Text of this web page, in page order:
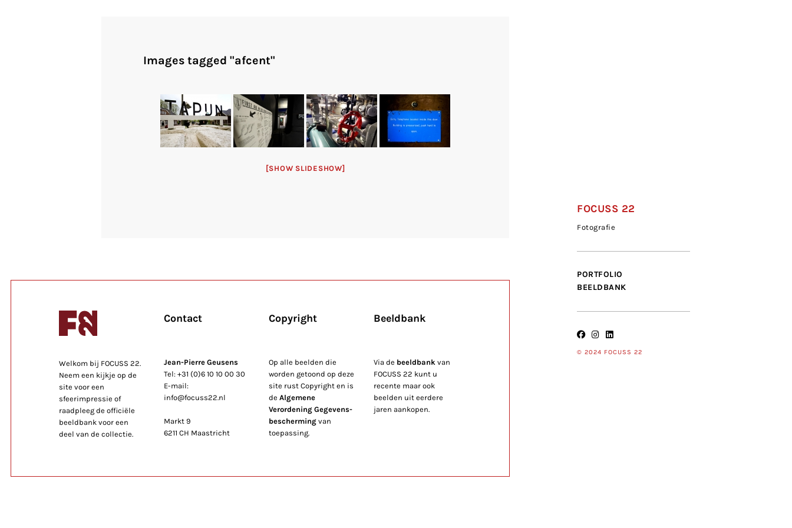
FOCUSS 22
Fotografie
PORTFOLIO
BEELDBANK
© 2024 FOCUSS 22
Images tagged "afcent"
[SHOW SLIDESHOW]
Welkom bij FOCUSS 22.
Neem een kijkje op de
site voor een
sfeerimpressie of
raadpleeg de officiële
beeldbank voor een
deel van de collectie.
Contact
Jean-Pierre Geusens
Tel: +31 (0)6 10 10 00 30
E-mail:
info@focuss22.nl
Markt 9
6211 CH Maastricht
Copyright
Op alle beelden die
worden getoond op deze
site rust Copyright en is
deAlgemene
Verordening Gegevens-
beschermingvan
toepassing.
Beeldbank
Via de beeldbank van
FOCUSS 22 kunt u
recente maar ook
beelden uit eerdere
jaren aankopen.